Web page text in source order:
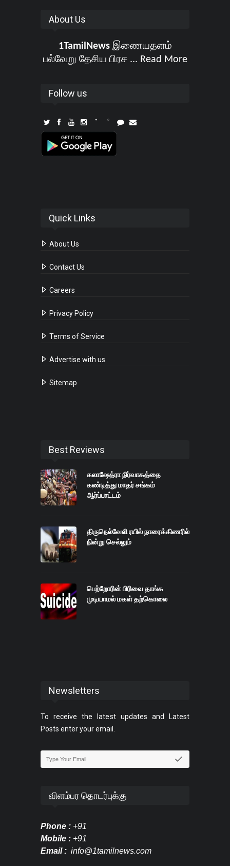
About Us
1TamilNewsஇணையதளம்
பல்வேறு தேசிய பிரச ... Read More
Follow us
Quick Links
About Us
Contact Us
Careers
Privacy Policy
Terms of Service
Advertise with us
Sitemap
Best Reviews
கலாஷேத்ரா நிர்வாகத்தை
கண்டித்து மாதர் சங்கம்
ஆர்ப்பாட்டம்
திருநெல்வேலி ரயில் நாரைக்கிணரில்
நின்று செல்லும்
பெற்றோரின் பிரிவை தாங்க
முடியாமல் மகள் தற்கொலை
Newsletters
To receive the latest updates and Latest
Posts enter your email.
விளம்பர தொடர்புக்கு
Phone : +91
Mobile : +91
Email : info@1tamilnews.com